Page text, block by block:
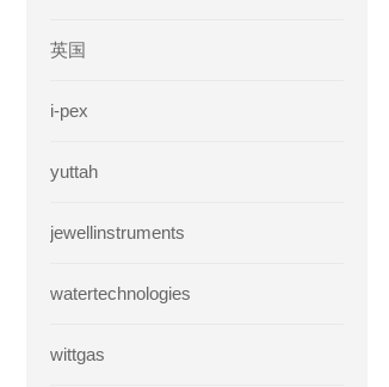
英国
i-pex
yuttah
jewellinstruments
watertechnologies
wittgas